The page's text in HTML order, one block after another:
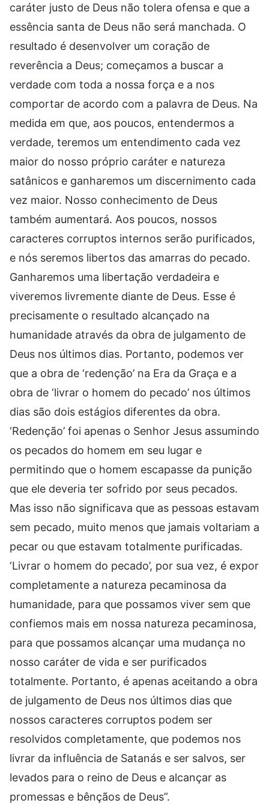
caráter justo de Deus não tolera ofensa e que a
essência santa de Deus não será manchada. O
resultado é desenvolver um coração de
reverência a Deus; começamos a buscar a
verdade com toda a nossa força e a nos
comportar de acordo com a palavra de Deus. Na
medida em que, aos poucos, entendermos a
verdade, teremos um entendimento cada vez
maior do nosso próprio caráter e natureza
satânicos e ganharemos um discernimento cada
vez maior. Nosso conhecimento de Deus
também aumentará. Aos poucos, nossos
caracteres corruptos internos serão purificados,
e nós seremos libertos das amarras do pecado.
Ganharemos uma libertação verdadeira e
viveremos livremente diante de Deus. Esse é
precisamente o resultado alcançado na
humanidade através da obra de julgamento de
Deus nos últimos dias. Portanto, podemos ver
que a obra de ‘redenção’ na Era da Graça e a
obra de ‘livrar o homem do pecado’ nos últimos
dias são dois estágios diferentes da obra.
‘Redenção’ foi apenas o Senhor Jesus assumindo
os pecados do homem em seu lugar e
permitindo que o homem escapasse da punição
que ele deveria ter sofrido por seus pecados.
Mas isso não significava que as pessoas estavam
sem pecado, muito menos que jamais voltariam a
pecar ou que estavam totalmente purificadas.
‘Livrar o homem do pecado’, por sua vez, é expor
completamente a natureza pecaminosa da
humanidade, para que possamos viver sem que
confiemos mais em nossa natureza pecaminosa,
para que possamos alcançar uma mudança no
nosso caráter de vida e ser purificados
totalmente. Portanto, é apenas aceitando a obra
de julgamento de Deus nos últimos dias que
nossos caracteres corruptos podem ser
resolvidos completamente, que podemos nos
livrar da influência de Satanás e ser salvos, ser
levados para o reino de Deus e alcançar as
promessas e bênçãos de Deus”.